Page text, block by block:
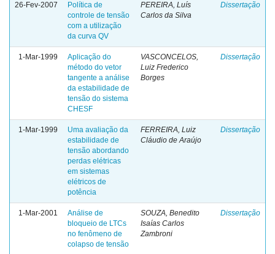
26-Fev-2007
Política de
controle de tensão
com a utilização
da curva QV
PEREIRA, Luís
Carlos da Silva
Dissertação
1-Mar-1999
Aplicação do
método do vetor
tangente a análise
da estabilidade de
tensão do sistema
CHESF
VASCONCELOS,
Luiz Frederico
Borges
Dissertação
1-Mar-1999
Uma avaliação da
estabilidade de
tensão abordando
perdas elétricas
em sistemas
elétricos de
potência
FERREIRA, Luiz
Cláudio de Araújo
Dissertação
1-Mar-2001
Análise de
bloqueio de LTCs
no fenômeno de
colapso de tensão
SOUZA, Benedito
Isaías Carlos
Zambroni
Dissertação